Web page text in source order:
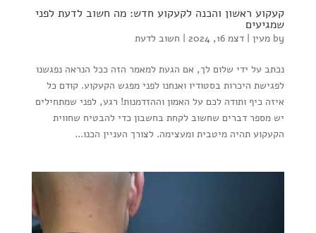
קעקוע ראשון והכנה לקעקוע חדש: מה חשוב לדעת לפני
שמגיעים
by מעין| דצמ 16, 2024 | חשוב לדעת
נכתב על ידי שלום לך, אם הגעת למאמר הזה ככל הנראה נפגשנו
לפגישת היכרות בסטודיו ואנחנו לפני מפגש הקעקוע. קודם כל
איזה כיף ותודה לכם על האמון וההזדמנות! רגע, לפני שמתחילים
יש מספר דברים שחשוב לקחת בחשבון כדי להבטיח שחווית
הקעקוע תהיה מיטבית ומעצימה. לצורך העניין הכנו...